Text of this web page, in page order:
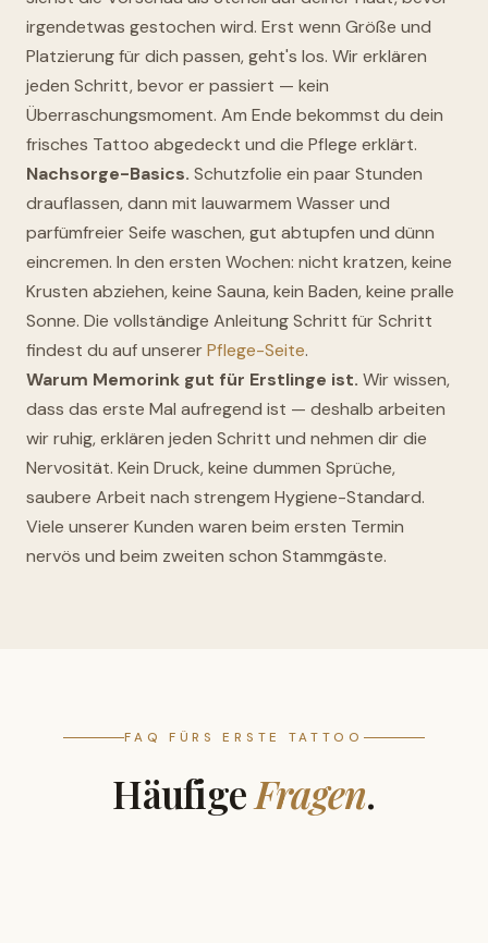
irgendetwas gestochen wird. Erst wenn Größe und
Platzierung für dich passen, geht's los. Wir erklären
jeden Schritt, bevor er passiert — kein
Überraschungsmoment. Am Ende bekommst du dein
frisches Tattoo abgedeckt und die Pflege erklärt.
Nachsorge-Basics. Schutzfolie ein paar Stunden
drauflassen, dann mit lauwarmem Wasser und
parfümfreier Seife waschen, gut abtupfen und dünn
eincremen. In den ersten Wochen: nicht kratzen, keine
Krusten abziehen, keine Sauna, kein Baden, keine pralle
Sonne. Die vollständige Anleitung Schritt für Schritt
findest du auf unsererPflege-Seite.
Warum Memorink gut für Erstlinge ist. Wir wissen,
dass das erste Mal aufregend ist — deshalb arbeiten
wir ruhig, erklären jeden Schritt und nehmen dir die
Nervosität. Kein Druck, keine dummen Sprüche,
saubere Arbeit nach strengem Hygiene-Standard.
Viele unserer Kunden waren beim ersten Termin
nervös und beim zweiten schon Stammgäste.
FAQ FÜRS ERSTE TATTOO
HäufigeFragen.